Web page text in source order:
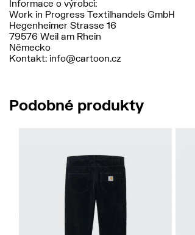
Informace o výrobci:
Work in Progress Textilhandels GmbH
Hegenheimer Strasse 16
79576 Weil am Rhein
Německo
Kontakt: info@cartoon.cz
Podobné produkty